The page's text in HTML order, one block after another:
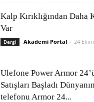
Kalp Kırıklığından Daha
Var
Dergi Akademi Portal - 24
Ulefone Power Armor
Satışları Başladı
telefonu Armor 24...